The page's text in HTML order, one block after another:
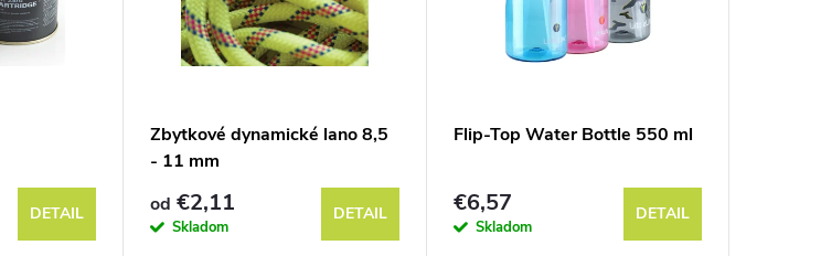
DETAIL
Zbytkové dynamické lano 8,5
- 11 mm
od €2,11
Skladom
DETAIL
Flip-Top Water Bottle 550 ml
€6,57
Skladom
DETAIL